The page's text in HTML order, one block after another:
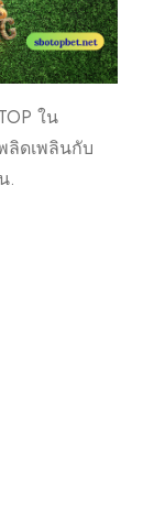
ใน
ลิดเพลินกับ
.